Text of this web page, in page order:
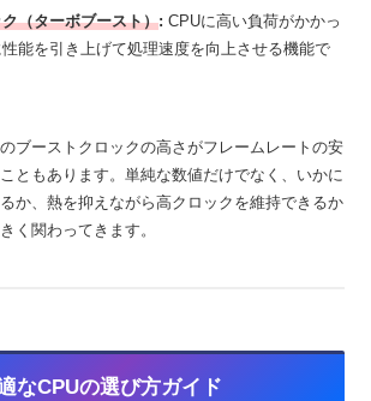
（ターボブースト）: CPUに高い負荷がかかっ
能を引き上げて処理速度を向上させる機能で
ブーストクロックの高さがフレームレートの安
ともあります。単純な数値だけでなく、いかに
か、熱を抑えながら高クロックを維持できるか
く関わってきます。
なCPUの選び方ガイド